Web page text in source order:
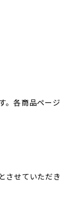
。各商品ページ
させていただき